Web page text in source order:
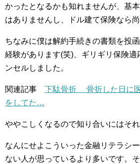
かったとなるかも知れませんが、基
はありませんし、ドル建て保険なら尚
ちなみに僕は解約手続きの書類を投
経験があります(笑)、ギリギリ保険適
ンセルしました。
関連記事 下駄骨折 骨折した日に
をしてた…
ややこしくなるので知り合いにはそ
なんにせよこういった金融リテラシ
ない人が思っているより多いです。